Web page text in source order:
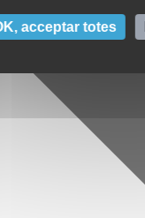
acceptar totes